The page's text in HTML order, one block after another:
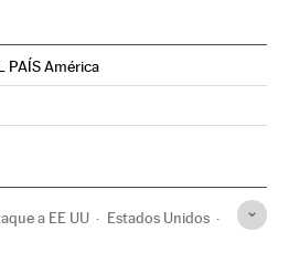
PAÍS América
Twitter
en Instagram
Brasil en Facebook
a EE UU Estados Unidos